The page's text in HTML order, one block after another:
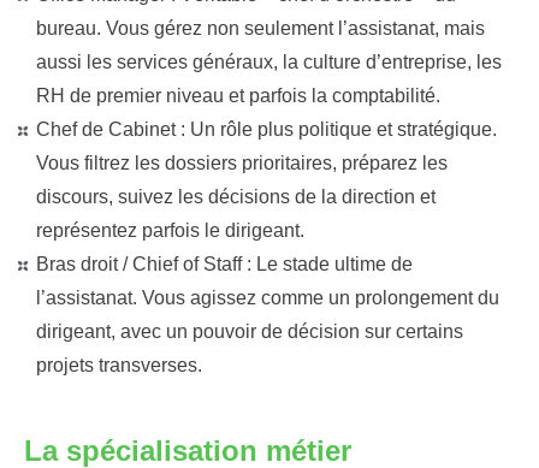
bureau. Vous gérez non seulement l’assistanat, mais
aussi les services généraux, la culture d’entreprise, les
RH de premier niveau et parfois la comptabilité.
Chef de Cabinet : Un rôle plus politique et stratégique.
Vous filtrez les dossiers prioritaires, préparez les
discours, suivez les décisions de la direction et
représentez parfois le dirigeant.
Bras droit / Chief of Staff : Le stade ultime de
l’assistanat. Vous agissez comme un prolongement du
dirigeant, avec un pouvoir de décision sur certains
projets transverses.
La spécialisation métier